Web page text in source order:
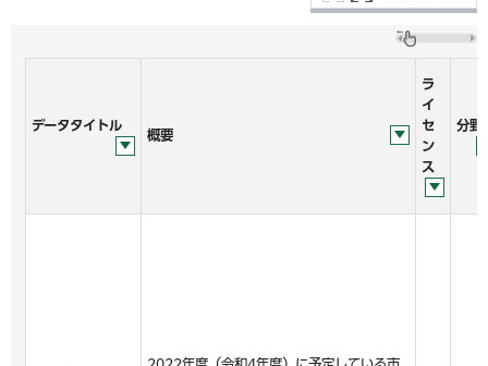
データタイトル
概要
ラ
イ
セ
ン
ス
分野